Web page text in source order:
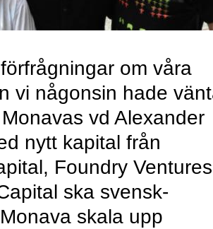
om våra
vi någonsin hade
vd Alexander
nytt kapital från
Foundry Ventures
ska svensk-
skala upp